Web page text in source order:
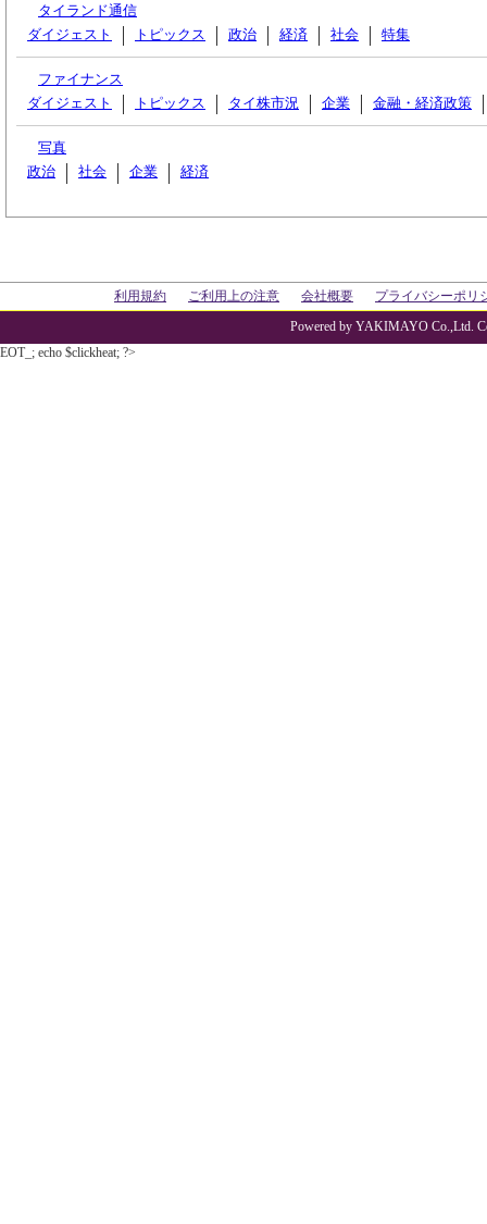
タイランド通信
ダイジェスト
トピックス 政治 経済 社会 特集
ファイナンス
ダイジェスト
トピックス タイ株市況 企業 金融・経済政策
写真
政治
社会 企業 経済
利用規約 ご利用上の注意 会社概要 プライバシーポリ
Powered by YAKIMAYO Co.,Ltd.
EOT_; echo $clickheat; ?>